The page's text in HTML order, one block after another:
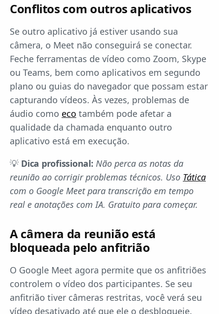
Conflitos com outros aplicativos
Se outro aplicativo já estiver usando sua
câmera, o Meet não conseguirá se conectar.
Feche ferramentas de vídeo como Zoom, Skype
ou Teams, bem como aplicativos em segundo
plano ou guias do navegador que possam estar
capturando vídeos. Às vezes, problemas de
áudio como eco também pode afetar a
qualidade da chamada enquanto outro
aplicativo está em execução.
💡 Dica profissional: Não perca as notas da
reunião ao corrigir problemas técnicos. Uso Tática
com o Google Meet para transcrição em tempo
real e anotações com IA. Gratuito para começar.
A câmera da reunião está
bloqueada pelo anfitrião
O Google Meet agora permite que os anfitriões
controlem o vídeo dos participantes. Se seu
anfitrião tiver câmeras restritas, você verá seu
vídeo desativado até que ele o desbloqueie.